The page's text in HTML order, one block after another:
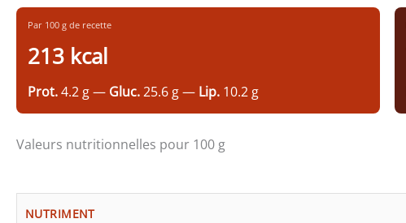
Par 100 g de recette
213 kcal
Prot.4.2 g — Gluc.25.6 g — Lip. 10.2 g
Valeurs nutritionnelles pour 100 g
NUTRIMENT